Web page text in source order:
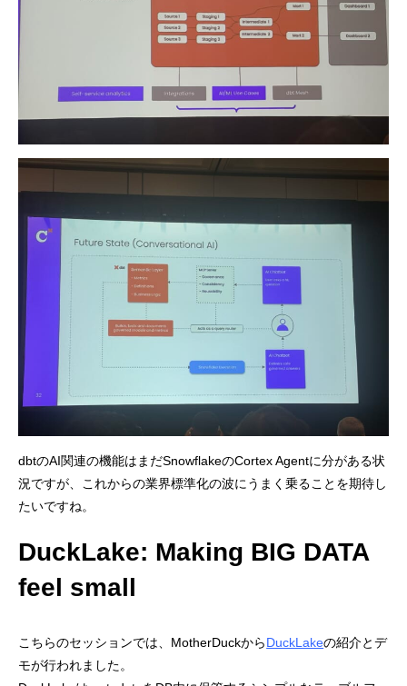
dbtのAI関連の機能はまだSnowflakeのCortex Agentに分がある状
況ですが、これからの業界標準化の波にうまく乗ることを期待し
たいですね。
DuckLake: Making BIG DATA
feel small
こちらのセッションでは、MotherDuckからDuckLakeの紹介とデ
モが行われました。